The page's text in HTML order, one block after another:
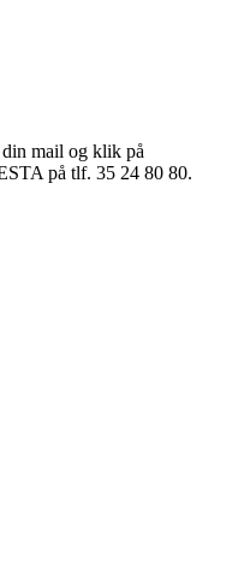
mail og klik på
på tlf. 35 24 80 80.